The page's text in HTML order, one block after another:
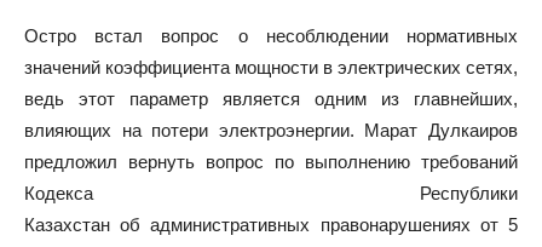
Остро встал вопрос о несоблюдении нормативных
значений коэффициента мощности в электрических сетях,
ведь этот параметр является одним из главнейших,
влияющих на потери электроэнергии. Марат Дулкаиров
предложил вернуть вопрос по выполнению требований
Кодекса Республики
Казахстан об административных правонарушениях от 5